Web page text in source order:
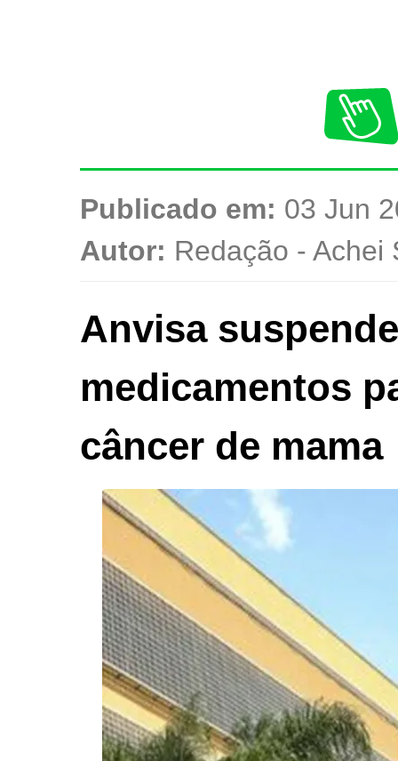
Publicado em: 03 Jun
Autor: Redação - Achei
Anvisa
medicamentos
câncer de mama